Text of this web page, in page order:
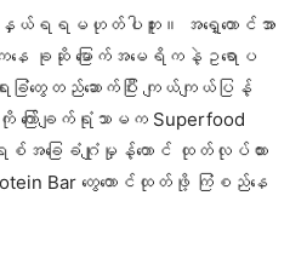
ရရမဟုတ်ပါဘူး။ အရှေ့တောင်အာ
ကနေ ခုဆို မြောက်အမေရိကနဲ့ဥရောပ
ခြံတွေတည်ဆောက်ပြီး ကျယ်ကျယ်ပြန့်
ကြော်ချက်ရုံသာမက Superfood
စ်အခြေခံဂျုံမှုန့်တောင် ထုတ်လုပ်ထား
Bar တွေတောင်ထုတ်ဖို့ ကြံစည်နေ